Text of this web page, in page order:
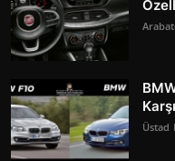
Üstad